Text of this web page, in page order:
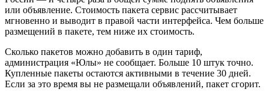
или объявление. Стоимость пакета сервис рассчитывает
мгновенно и выводит в правой части интерфейса. Чем больше
размещений в пакете, тем ниже их стоимость.
Сколько пакетов можно добавить в один тариф,
администрация «Юлы» не сообщает. Больше 10 штук точно.
Купленные пакеты остаются активными в течение 30 дней.
Если за это время вы не размещали объявлений, пакет сгорит.